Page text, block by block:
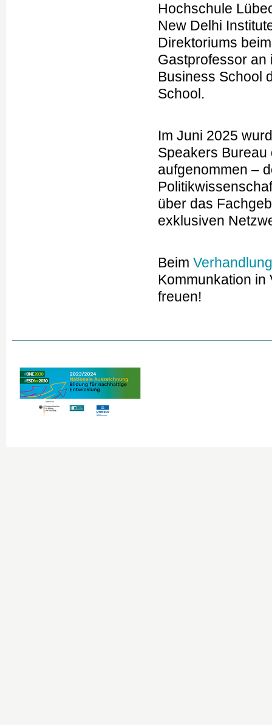
Hochschule
New Delhi
Direktoriums
Gastprofessor an
Business School
School.
Im Juni 2025
Speakers
aufgenommen –
über das
exklusiven
Beim
Kommunkation
freuen!